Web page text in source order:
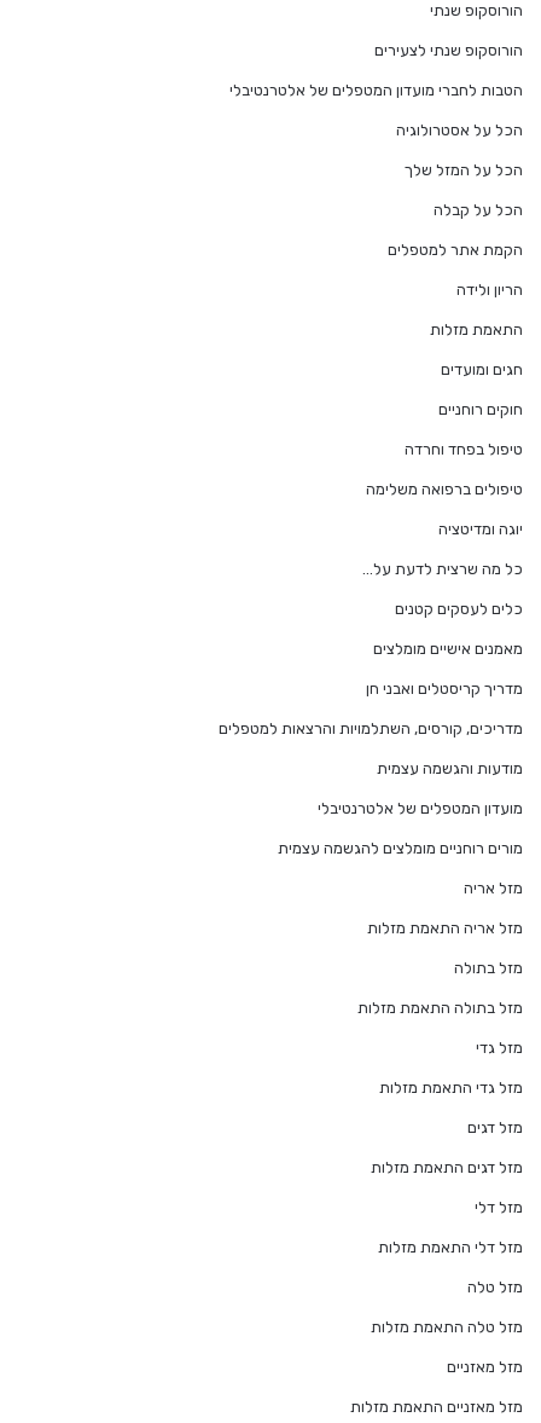
הורוסקופ שנתי
הורוסקופ שנתי לצעירים
הטבות לחברי מועדון המטפלים של אלטרנטיבלי
הכל על אסטרולוגיה
הכל על המזל שלך
הכל על קבלה
הקמת אתר למטפלים
הריון ולידה
התאמת מזלות
חגים ומועדים
חוקים רוחניים
טיפול בפחד וחרדה
טיפולים ברפואה משלימה
יוגה ומדיטציה
כל מה שרצית לדעת על…
כלים לעסקים קטנים
מאמנים אישיים מומלצים
מדריך קריסטלים ואבני חן
מדריכים, קורסים, השתלמויות והרצאות למטפלים
מודעות והגשמה עצמית
מועדון המטפלים של אלטרנטיבלי
מורים רוחניים מומלצים להגשמה עצמית
מזל אריה
מזל אריה התאמת מזלות
מזל בתולה
מזל בתולה התאמת מזלות
מזל גדי
מזל גדי התאמת מזלות
מזל דגים
מזל דגים התאמת מזלות
מזל דלי
מזל דלי התאמת מזלות
מזל טלה
מזל טלה התאמת מזלות
מזל מאזניים
מזל מאזניים התאמת מזלות